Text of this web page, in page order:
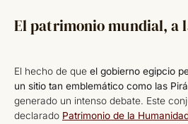
El patrimonio mundial, a
El hecho de que el gobierno egipcio
un sitio tan emblemático como las
generado un intenso debate. Este
declarado Patrimonio de la